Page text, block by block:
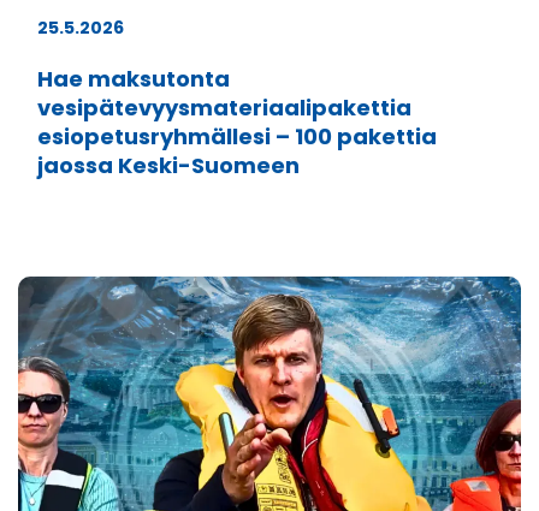
25.5.2026
Hae maksutonta
vesipätevyysmateriaalipakettia
esiopetusryhmällesi – 100 pakettia
jaossa Keski-Suomeen